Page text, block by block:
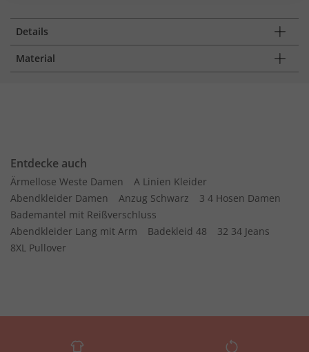
Details
Material
Entdecke auch
Ärmellose Weste Damen
A Linien Kleider
Abendkleider Damen
Anzug Schwarz
3 4 Hosen Damen
Bademantel mit Reißverschluss
Abendkleider Lang mit Arm
Badekleid 48
32 34 Jeans
8XL Pullover